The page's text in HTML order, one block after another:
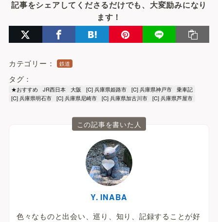
記事をシェアしてくださるだけでも、大変励みになり
ます！
カテゴリー： 鉄道
タグ：
★おすすめ JR西日本 大阪 [C] 兵庫県姫路市 [C] 兵庫県神戸市
乗車記
[C] 兵庫県明石市
[C] 兵庫県尼崎市 [C] 兵庫県加古川市 [C] 兵庫県芦屋市
この記事を書いた人
Y. INABA
色々なものと出会い、巡り、知り、記録することが好